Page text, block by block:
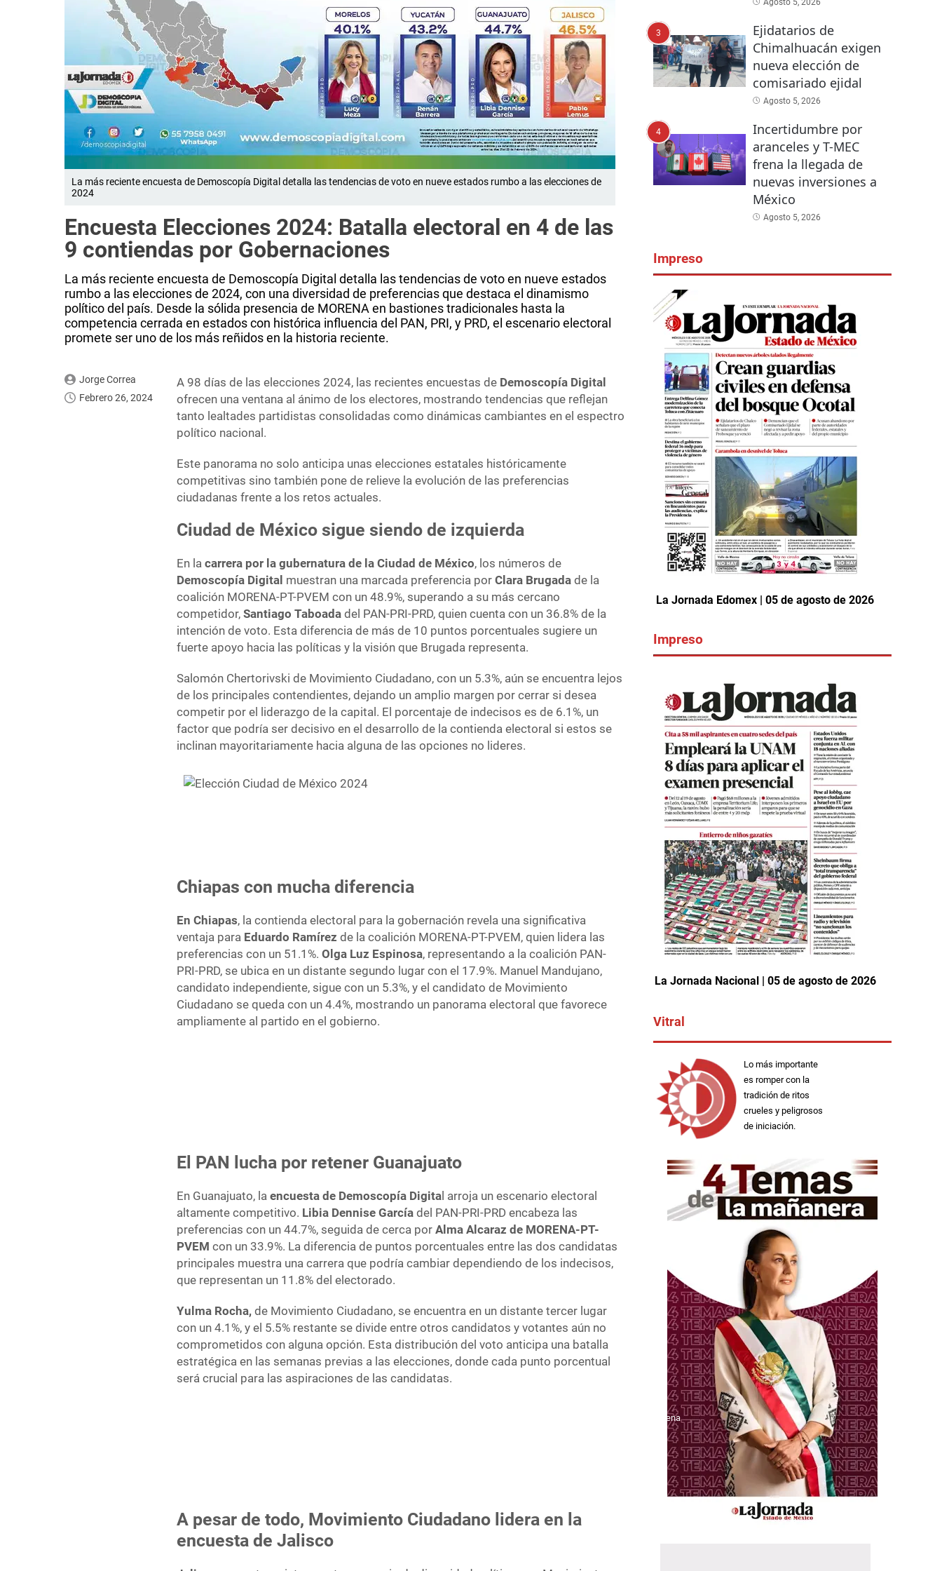
La más reciente encuesta de Demoscopía Digital detalla las tendencias de voto en nueve estados rumbo a las elecciones de
2024
Encuesta Elecciones 2024: Batalla electoral en 4 de las
9 contiendas por Gobernaciones
La más reciente encuesta de Demoscopía Digital detalla las tendencias de voto en nueve estados
rumbo a las elecciones de 2024, con una diversidad de preferencias que destaca el dinamismo
político del país. Desde la sólida presencia de MORENA en bastiones tradicionales hasta la
competencia cerrada en estados con histórica influencia del PAN, PRI, y PRD, el escenario electoral
promete ser uno de los más reñidos en la historia reciente.
Jorge Correa
Febrero 26, 2024
A 98 días de las elecciones 2024, las recientes encuestas de Demoscopía Digital
ofrecen una ventana al ánimo de los electores, mostrando tendencias que reflejan
tanto lealtades partidistas consolidadas como dinámicas cambiantes en el espectro
político nacional.
Este panorama no solo anticipa unas elecciones estatales históricamente
competitivas sino también pone de relieve la evolución de las preferencias
ciudadanas frente a los retos actuales.
Ciudad de México sigue siendo de izquierda
En la carrera por la gubernatura de la Ciudad de México, los números de
Demoscopía Digital muestran una marcada preferencia por Clara Brugada de la
coalición MORENA-PT-PVEM con un 48.9%, superando a su más cercano
competidor, Santiago Taboada del PAN-PRI-PRD, quien cuenta con un 36.8% de la
intención de voto. Esta diferencia de más de 10 puntos porcentuales sugiere un
fuerte apoyo hacia las políticas y la visión que Brugada representa.
Salomón Chertorivski de Movimiento Ciudadano, con un 5.3%, aún se encuentra lejos
de los principales contendientes, dejando un amplio margen por cerrar si desea
competir por el liderazgo de la capital. El porcentaje de indecisos es de 6.1%, un
factor que podría ser decisivo en el desarrollo de la contienda electoral si estos se
inclinan mayoritariamente hacia alguna de las opciones no lideres.
Chiapas con mucha diferencia
En Chiapas, la contienda electoral para la gobernación revela una significativa
ventaja para Eduardo Ramírez de la coalición MORENA-PT-PVEM, quien lidera las
preferencias con un 51.1%. Olga Luz Espinosa, representando a la coalición PAN-
PRI-PRD, se ubica en un distante segundo lugar con el 17.9%. Manuel Mandujano,
candidato independiente, sigue con un 5.3%, y el candidato de Movimiento
Ciudadano se queda con un 4.4%, mostrando un panorama electoral que favorece
ampliamente al partido en el gobierno.
El PAN lucha por retener Guanajuato
En Guanajuato, la encuesta de Demoscopía Digita l arroja un escenario electoral
altamente competitivo. Libia Dennise García del PAN-PRI-PRD encabeza las
preferencias con un 44.7%, seguida de cerca por Alma Alcaraz de MORENA-PT-
PVEM con un 33.9%. La diferencia de puntos porcentuales entre las dos candidatas
principales muestra una carrera que podría cambiar dependiendo de los indecisos,
que representan un 11.8% del electorado.
Yulma Rocha, de Movimiento Ciudadano, se encuentra en un distante tercer lugar
con un 4.1%, y el 5.5% restante se divide entre otros candidatos y votantes aún no
comprometidos con alguna opción. Esta distribución del voto anticipa una batalla
estratégica en las semanas previas a las elecciones, donde cada punto porcentual
será crucial para las aspiraciones de las candidatas.
El bastión panista tiene competencia con Morena
A pesar de todo, Movimiento Ciudadano lidera en la
encuesta de Jalisco
Agosto 5, 2026
3
Ejidatarios de
Chimalhuacán exigen
nueva elección de
comisariado ejidal
Agosto 5, 2026
4
Incertidumbre por
aranceles y T-MEC
frena la llegada de
nuevas inversiones a
México
Agosto 5, 2026
Impreso
La Jornada Edomex | 05 de agosto de 2026
Impreso
La Jornada Nacional | 05 de agosto de 2026
Vitral
Lo más importante
es romper con la
tradición de ritos
crueles y peligrosos
de iniciación.